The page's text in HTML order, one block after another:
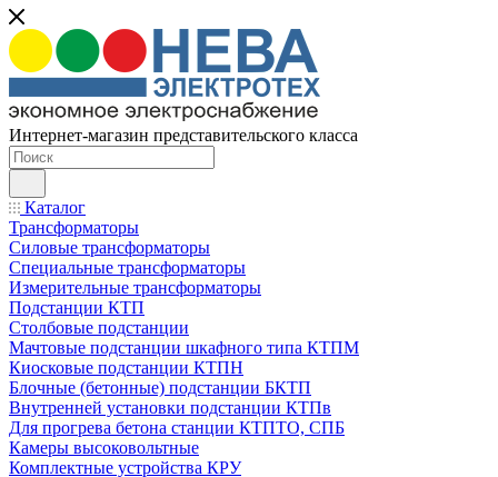
Интернет-магазин представительского класса
Каталог
Трансформаторы
Силовые трансформаторы
Специальные трансформаторы
Измерительные трансформаторы
Подстанции КТП
Столбовые подстанции
Мачтовые подстанции шкафного типа КТПМ
Киосковые подстанции КТПН
Блочные (бетонные) подстанции БКТП
Внутренней установки подстанции КТПв
Для прогрева бетона станции КТПТО, СПБ
Камеры высоковольтные
Комплектные устройства КРУ